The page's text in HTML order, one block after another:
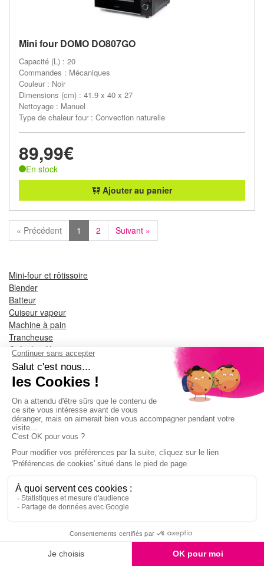
Mini four DOMO DO807GO
Capacité (L) : 20
Commandes : Mécaniques
Couleur : Noir
Dimensions (cm) : 41.9 x 40 x 27
Nettoyage : Manuel
Type de chaleur four : Convection naturelle
89,99€
En stock
Ajouter au panier
« Précédent 1 2 Suivant »
Mini-four et rôtissoire
Blender
Batteur
Cuiseur vapeur
Machine à pain
Trancheuse
Cafetière filtre
Grill et pierre à griller
Friteuse
Friteuse sans huile
Gaufrier et croque-monsieur
Réchaud
Appareil à raclette
Bouilloire
Grille-pain
Sorbetière
Machine à glaçon
Aspirateur main
Centrale vapeur